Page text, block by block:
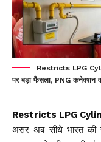
Restricts LPG
पर बड़ा फैसला, PNG कनेक्शन
Restricts LPG
असर अब सीधे भारत की